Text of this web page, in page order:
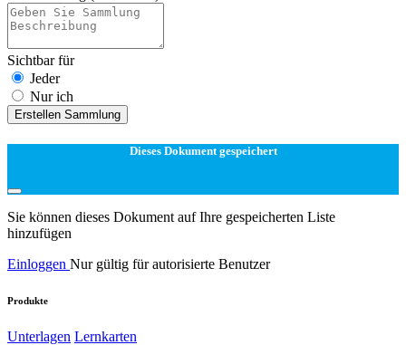
Sichtbar für
Jeder
Nur ich
Erstellen Sammlung
Dieses Dokument gespeichert
Sie können dieses Dokument auf Ihre gespeicherten Liste
hinzufügen
Einloggen Nur gültig für autorisierte Benutzer
Produkte
Unterlagen Lernkarten